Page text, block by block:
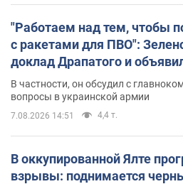
"Работаем над тем, чтобы
с ракетами для ПВО":
доклад Драпатого и
В частности, он обсудил с
вопросы в украинской армии
7.08.2026 14:51 4,4 т.
В оккупированной Ялте
взрывы: поднимается